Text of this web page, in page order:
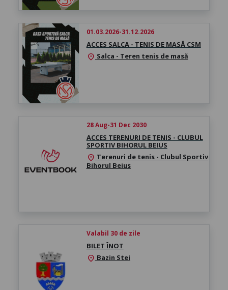
01.03.2026-31.12.2026
ACCES SALCA - TENIS DE MASĂ CSM
location_on Salca - Teren tenis de masă
28 Aug-31 Dec 2030
ACCES TERENURI DE TENIS - CLUBUL
SPORTIV BIHORUL BEIUS
location_on Terenuri de tenis - Clubul Sportiv
Bihorul Beius
Valabil 30 de zile
BILET ÎNOT
location_on Bazin Stei